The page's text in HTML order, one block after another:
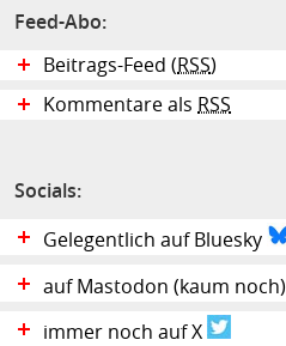
Feed-Abo:
Beitrags-Feed (RSS)
Kommentare als RSS
Socials:
Gelegentlich auf Bluesky
auf Mastodon (kaum noch)
immer noch auf X